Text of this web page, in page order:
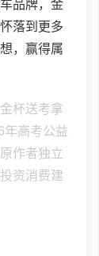
品牌，金
落到更多
，赢得属
杯送考拿
年高考公益
作者独立
资消费建